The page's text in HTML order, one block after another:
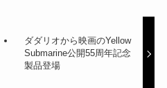
ダダリオから映画のYellow
Submarine公開55周年記念
製品登場